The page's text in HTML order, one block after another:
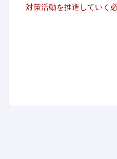
対策活動を推進していく必